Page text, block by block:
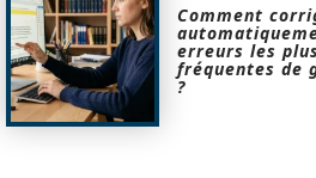
Comment
erreurs les plus
fréquentes de
?